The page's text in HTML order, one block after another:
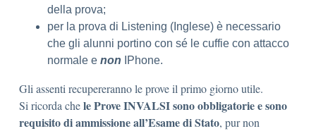
della prova;
per la prova di Listening (Inglese) è necessario
che gli alunni portino con sé le cuffie con attacco
normale e non IPhone.
Gli assenti recupereranno le prove il primo giorno utile.
Si ricorda chele Prove INVALSI sono obbligatorie e sono
requisito di ammissione all’Esame di Stato, pur non